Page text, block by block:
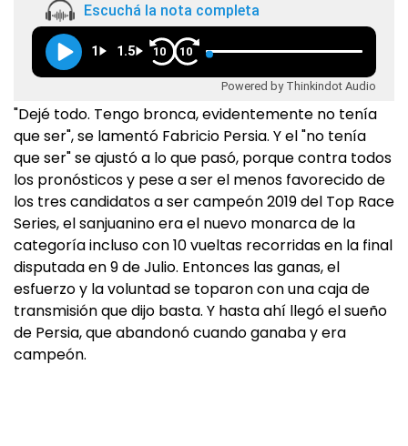
Escuchá la nota completa
1 1.5 10 10
Powered by Thinkindot Audio
"Dejé todo. Tengo bronca, evidentemente no tenía
que ser", se lamentó Fabricio Persia. Y el "no tenía
que ser" se ajustó a lo que pasó, porque contra todos
los pronósticos y pese a ser el menos favorecido de
los tres candidatos a ser campeón 2019 del Top Race
Series, el sanjuanino era el nuevo monarca de la
categoría incluso con 10 vueltas recorridas en la final
disputada en 9 de Julio. Entonces las ganas, el
esfuerzo y la voluntad se toparon con una caja de
transmisión que dijo basta. Y hasta ahí llegó el sueño
de Persia, que abandonó cuando ganaba y era
campeón.